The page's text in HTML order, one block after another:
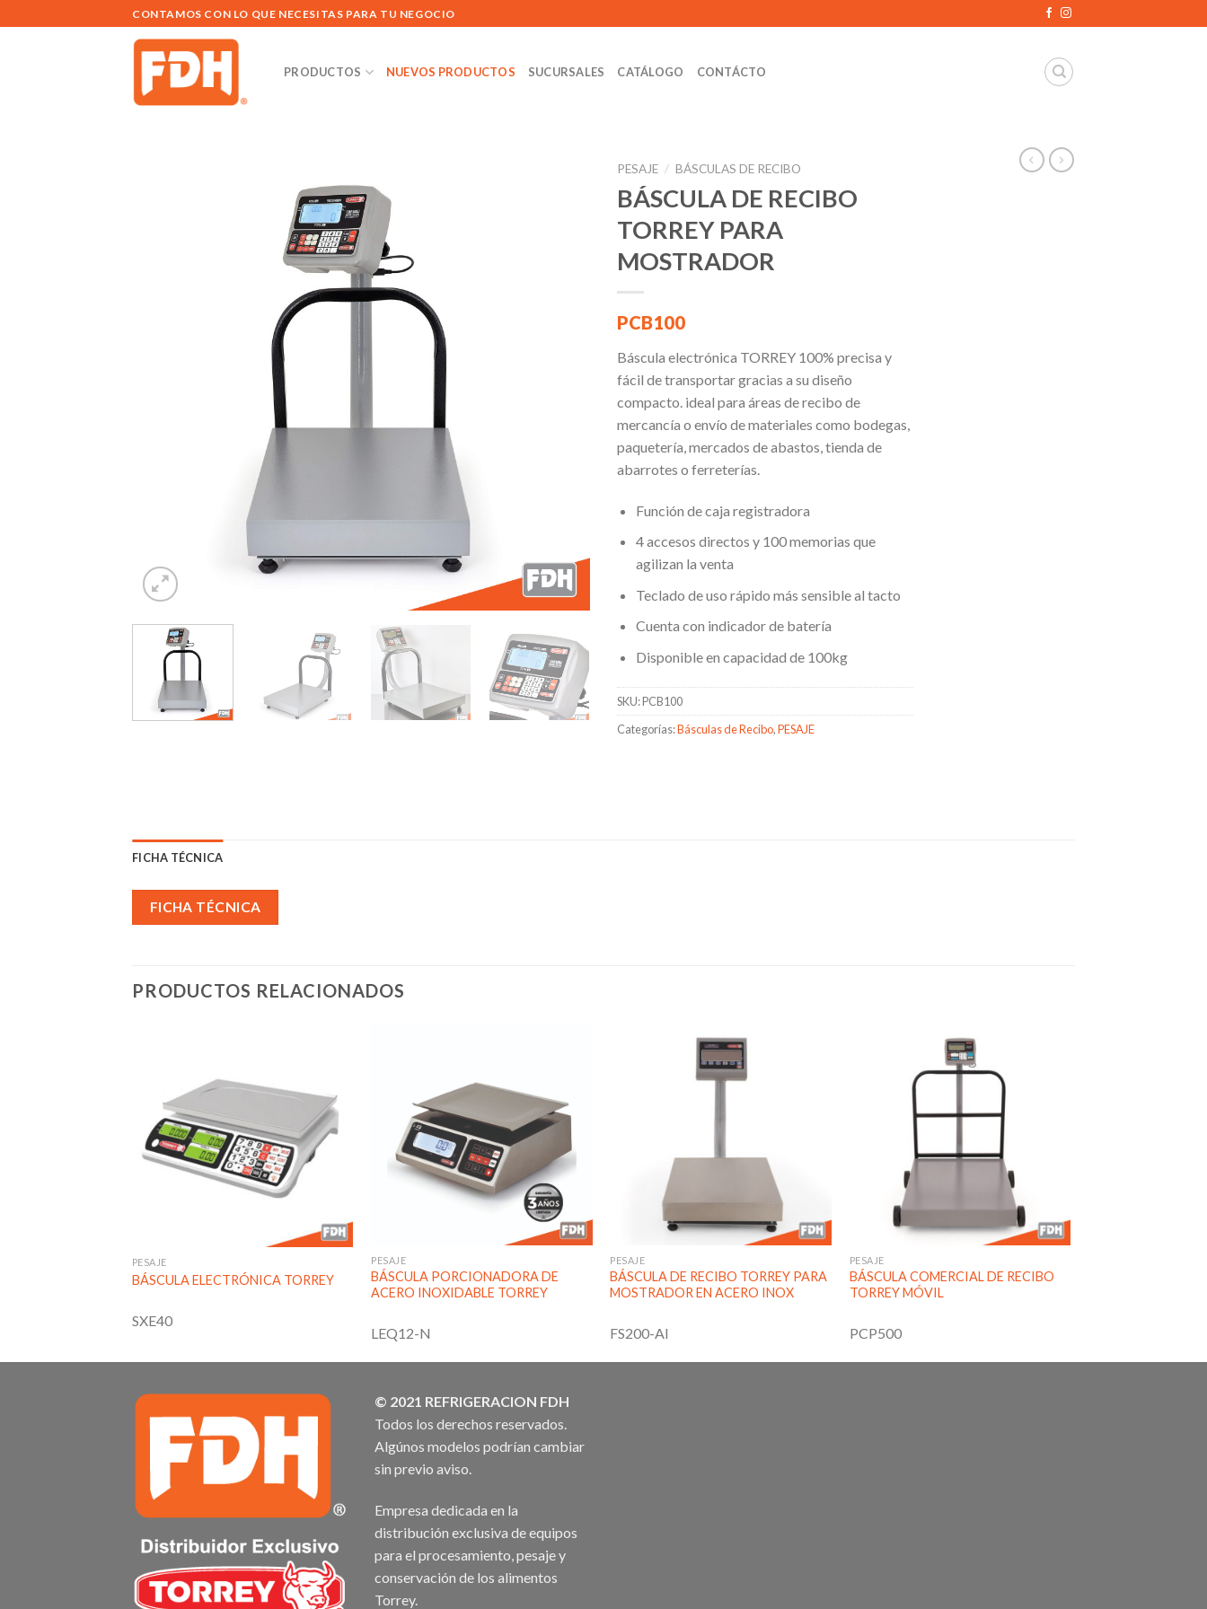
al
CONTAMOS CON LO QUE NECESITAS PARA TU NEGOCIO
PRODUCTOS NUEVOS PRODUCTOS SUCURSALES CATÁLOGO CONTÁCTO
PESAJE / BÁSCULAS DE RECIBO
BÁSCULA DE RECIBO
TORREY PARA
MOSTRADOR
PCB100
Báscula electrónica TORREY 100% precisa y
fácil de transportar gracias a su diseño
compacto. ideal para áreas de recibo de
mercancía o envío de materiales como bodegas,
paquetería, mercados de abastos, tienda de
abarrotes o ferreterías.
Función de caja registradora
4 accesos directos y 100 memorias que
agilizan la venta
Teclado de uso rápido más sensible al tacto
Cuenta con indicador de batería
Disponible en capacidad de 100kg
SKU:PCB100
Categorías:Básculas de Recibo,PESAJE
FICHA TÉCNICA
FICHA TÉCNICA
PRODUCTOS RELACIONADOS
Añadir
a la
lista de
deseos
PESAJE
BÁSCULA ELECTRÓNICA TORREY
SXE40
Añadir
a la
lista de
deseos
PESAJE
BÁSCULA PORCIONADORA DE
ACERO INOXIDABLE TORREY
LEQ12-N
PESAJE
BÁSCULA DE RECIBO TORREY PARA
MOSTRADOR EN ACERO INOX
FS200-AI
PESAJE
BÁSCULA COMERCIAL DE RECIBO
TORREY MÓVIL
PCP500
© 2021 REFRIGERACION FDH
Todos los derechos reservados.
Algúnos modelos podrían cambiar
sin previo aviso.
Empresa dedicada en la
distribución exclusiva de equipos
para el procesamiento, pesaje y
conservación de los alimentos
Torrey.